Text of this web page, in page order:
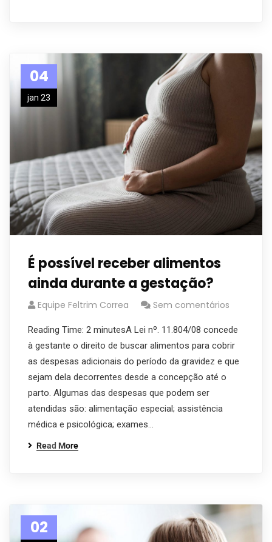
04
jan 23
É possível receber alimentos
ainda durante a gestação?
Equipe Feltrim Correa Sem comentários
Reading Time: 2 minutesA Lei nº. 11.804/08 concede
à gestante o direito de buscar alimentos para cobrir
as despesas adicionais do período da gravidez e que
sejam dela decorrentes desde a concepção até o
parto. Algumas das despesas que podem ser
atendidas são: alimentação especial; assistência
médica e psicológica; exames…
Read More
02